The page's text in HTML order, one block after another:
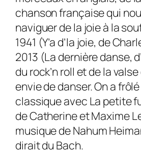
chanson française qui
naviguer de la joie à la
1941 (Y’a d’la joie, de
2013 (La dernière danse,
du rock’n roll et de la
envie de danser. On a
classique avec La petite
de Catherine et Maxime
musique de Nahum
dirait du Bach.